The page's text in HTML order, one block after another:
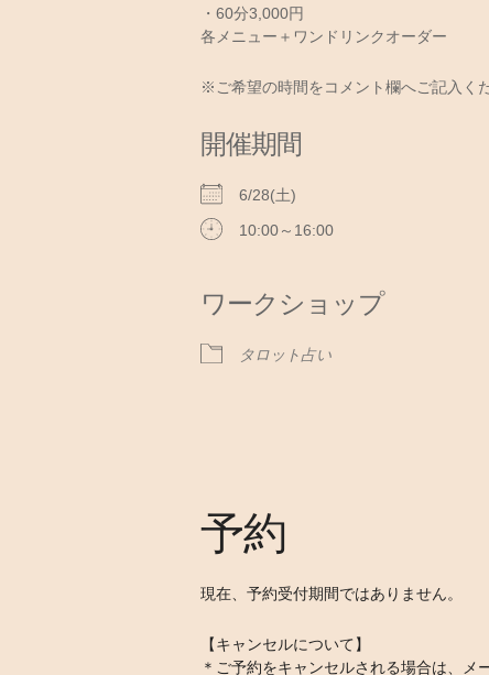
・60分3,000円
各メニュー＋ワンドリンクオーダー
※ご希望の時間をコメント欄へご記入く
開催期間
6/28(土)
10:00～16:00
ワークショップ
タロット占い
予約
現在、予約受付期間ではありません。
【キャンセルについて】
＊ご予約をキャンセルされる場合は、メ